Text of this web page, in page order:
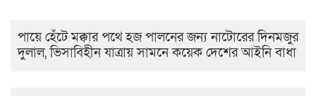
পায়ে হেঁটে মক্কার পথে হজ পালনের জন্য নাটোরের দিনমজুর
দুলাল, ভিসাবিহীন যাত্রায় সামনে কয়েক দেশের আইনি বাধা